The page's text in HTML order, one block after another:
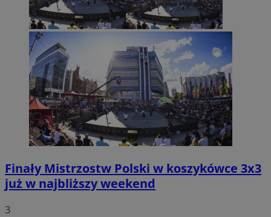
Finały Mistrzostw Polski w koszykówce 3x3
już w najbliższy weekend
3